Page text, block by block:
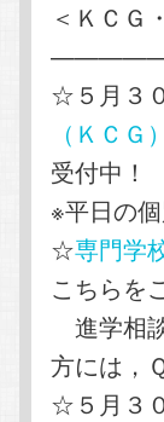
＜ＫＣＧ
☆５月３
（ＫＣＧ
受付中！
※平日の
☆専門学
こちらを
進学相
方には，
☆５月３